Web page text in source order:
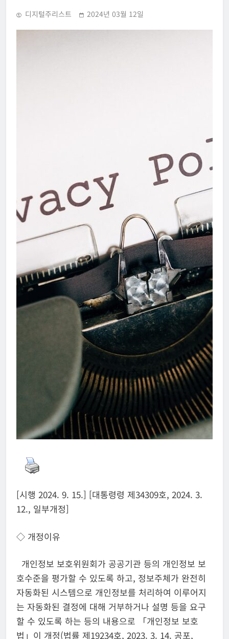
디지털주리스트 2024년 03월 12일
[시행 2024. 9. 15.] [대통령령 제34309호, 2024. 3.
12., 일부개정]
◇ 개정이유
개인정보 보호위원회가 공공기관 등의 개인정보 보
호수준을 평가할 수 있도록 하고, 정보주체가 완전히
자동화된 시스템으로 개인정보를 처리하여 이루어지
는 자동화된 결정에 대해 거부하거나 설명 등을 요구
할 수 있도록 하는 등의 내용으로 「개인정보 보호
법」이 개정(법률 제19234호, 2023. 3. 14. 공포,